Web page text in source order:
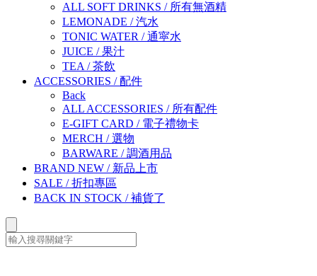
ALL SOFT DRINKS / 所有無酒精
LEMONADE /汽水
TONIC WATER /通寜水
JUICE /果汁
TEA /茶飲
ACCESSORIES /配件
Back
ALL ACCESSORIES / 所有配件
E-GIFT CARD / 電子禮物卡
MERCH /選物
BARWARE /調酒用品
BRAND NEW / 新品上市
SALE /折扣專區
BACK IN STOCK /補貨了